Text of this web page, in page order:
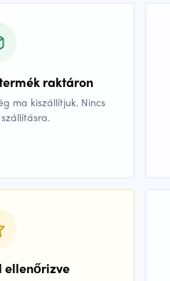
raktáron
ma kiszállítjuk. Nincs
ellenőrizve